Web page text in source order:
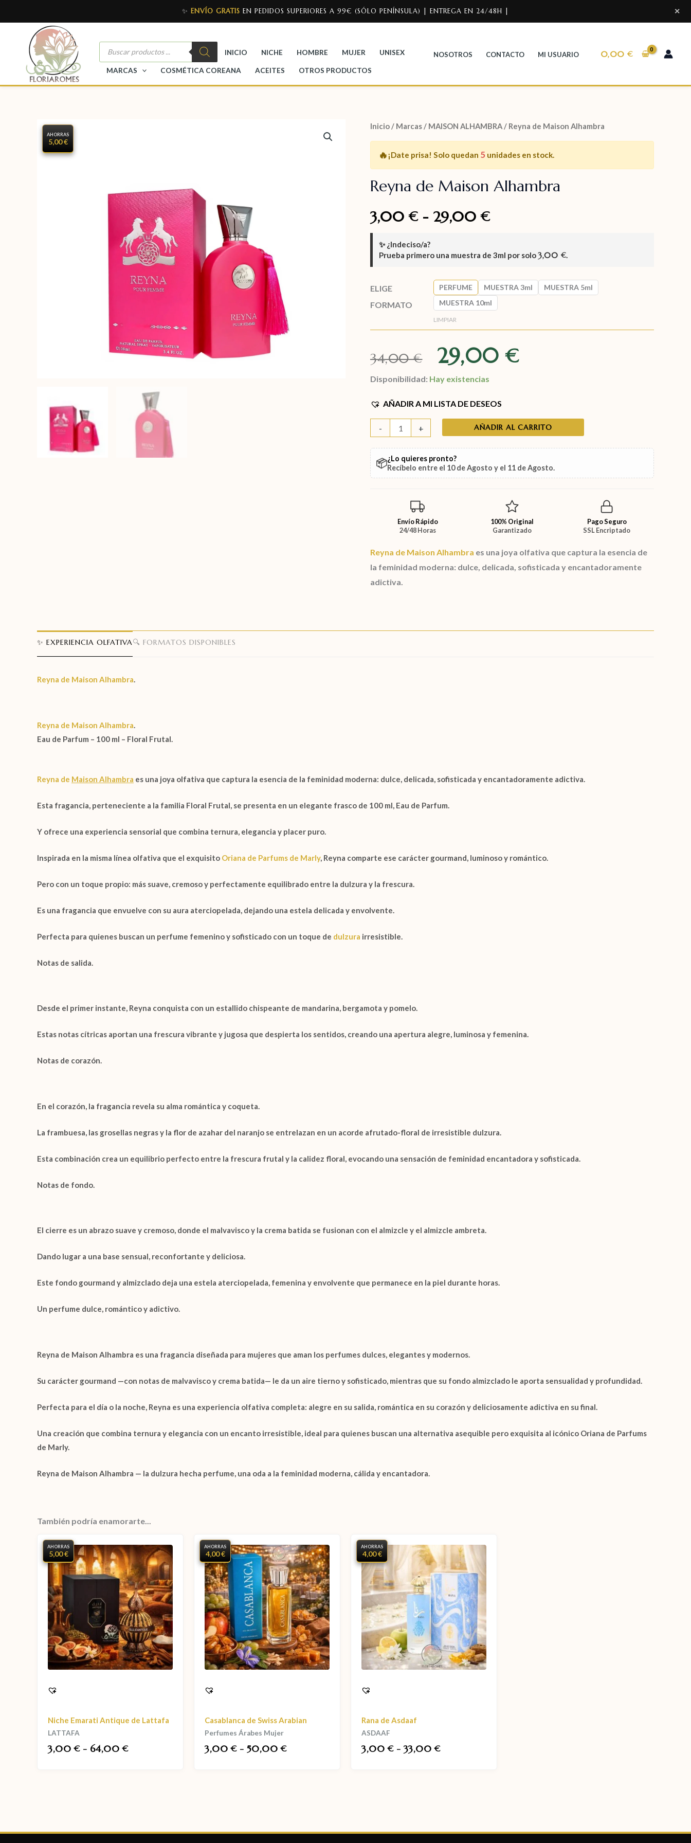
✨ ENVÍO GRATIS EN PEDIDOS SUPERIORES A 99€ (SÓLO PENÍNSULA) | ENTREGA EN 24/48H | ✕
INICIO NICHE HOMBRE MUJER UNISEX
MARCAS COSMÉTICA COREANA ACEITES OTROS PRODUCTOS
NOSOTROS CONTACTO MI USUARIO 0,00€
AHORRAS
5,00 €
Inicio/ Marcas/ MAISON ALHAMBRA/ Reyna de Maison Alhambra
🔥¡Date prisa! Solo quedan 5 unidades en stock.
Reyna de Maison Alhambra
3,00€ - 29,00€
✨¿Indeciso/a?
Prueba primero una muestra de 3ml por solo3,00 €.
ELIGE
FORMATO
PERFUME MUESTRA 3ml
MUESTRA 5ml
MUESTRA 10ml
LIMPIAR
34,00€ 29,00€
Disponibilidad: Hay existencias
AÑADIR A MI LISTA DE DESEOS
- + AÑADIR AL CARRITO
📦¿Lo quieres pronto?
Recíbelo entre el 10 de Agosto y el 11 de Agosto.
Envío Rápido
24/48 Horas
100% Original
Garantizado
Pago Seguro
SSL Encriptado
Reyna de Maison Alhambra es una joya olfativa que captura la esencia de
la feminidad moderna: dulce, delicada, sofisticada y encantadoramente
adictiva.
✨ EXPERIENCIA OLFATIVA🔍 FORMATOS DISPONIBLES
Reyna de Maison Alhambra.
Reyna de Maison Alhambra
Eau de Parfum – 100 ml – Floral Frutal.
Reyna de Maison Alhambra es una joya olfativa que captura la esencia de la feminidad moderna: dulce, delicada, sofisticada y encantadoramente adictiva.
Esta fragancia, perteneciente a la familia Floral Frutal , se presenta en un elegante frasco de 100 ml, Eau de Parfum.
Y ofrece una experiencia sensorial que combina ternura, elegancia y placer puro.
Inspirada en la misma línea olfativa que el exquisito Oriana de Parfums de Marly, Reyna comparte ese carácter gourmand, luminoso y romántico.
Pero con un toque propio: más suave, cremoso y perfectamente equilibrado entre la dulzura y la frescura.
Es una fragancia que envuelve con su aura aterciopelada, dejando una estela delicada y envolvente.
Perfecta para quienes buscan un perfume femenino y sofisticado con un toque de dulzura irresistible.
Notas de salida.
Desde el primer instante, Reyna conquista con un estallido chispeante de mandarina, bergamota y pomelo.
Estas notas cítricas aportan una frescura vibrante y jugosa que despierta los sentidos, creando una apertura alegre, luminosa y femenina.
Notas de corazón.
En el corazón, la fragancia revela su alma romántica y coqueta.
La frambuesa , las grosellas negrasy la flor de azahar del naranjo se entrelazan en un acorde afrutado-floral de irresistible dulzura.
Esta combinación crea un equilibrio perfecto entre la frescura frutal y la calidez floral, evocando una sensación de feminidad encantadora y sofisticada.
Notas de fondo.
El cierre es un abrazo suave y cremoso, donde el malvaviscoy la crema batida se fusionan con el almizcle y el almizcle ambreta.
Dando lugar a una base sensual, reconfortante y deliciosa.
Este fondo gourmand y almizclado deja una estela aterciopelada, femenina y envolvente que permanece en la piel durante horas.
Un perfume dulce, romántico y adictivo.
Reyna de Maison Alhambra es una fragancia diseñada para mujeres que aman los perfumes dulces, elegantes y modernos.
Su carácter gourmand —con notas de malvavisco y crema batida— le da un aire tierno y sofisticado, mientras que su fondo almizclado le aporta sensualidad y profundidad.
Perfecta para el día o la noche, Reyna es una experiencia olfativa completa: alegre en su salida, romántica en su corazón y deliciosamente adictiva en su final.
Una creación que combina ternura y elegancia con un encanto irresistible, ideal para quienes buscan una alternativa asequible pero exquisita al icónico Oriana de Parfums
de Marly.
Reyna de Maison Alhambra — la dulzura hecha perfume, una oda a la feminidad moderna, cálida y encantadora.
También podría enamorarte...
AHORRAS
5,00 €
Niche Emarati Antique de Lattafa
LATTAFA
3,00€ - 64,00€
AHORRAS
4,00 €
Casablanca de Swiss Arabian
Perfumes Árabes Mujer
3,00€ - 50,00€
AHORRAS
4,00 €
Rana de Asdaaf
ASDAAF
3,00€ - 33,00€